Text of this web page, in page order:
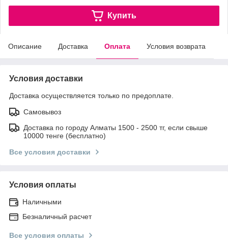
Купить
Описание Доставка Оплата Условия возврата
Условия доставки
Доставка осуществляется только по предоплате.
Самовывоз
Доставка по городу Алматы 1500 - 2500 тг, если свыше
10000 тенге (бесплатно)
Все условия доставки
Условия оплаты
Наличными
Безналичный расчет
Все условия оплаты